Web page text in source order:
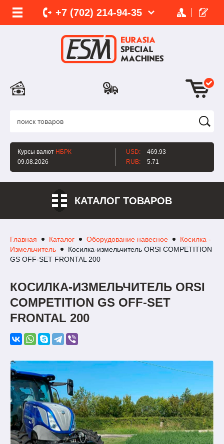
+7 (702) 214-94-35
Курсы валют НБРК
09.08.2026
USD:
469.93
RUB:
5.71
КАТАЛОГ ТОВАРОВ
Главная Каталог Оборудование навесное
Косилка -
Измельчитель
Косилка-измельчитель ORSI COMPETITION
GS OFF-SET FRONTAL 200
КОСИЛКА-ИЗМЕЛЬЧИТЕЛЬ ORSI
COMPETITION GS OFF-SET
FRONTAL 200